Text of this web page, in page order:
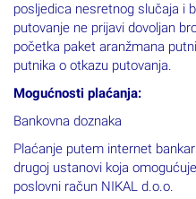
posljedica nesretnog slučaja i
putovanje ne prijavi dovoljan
početka paket aranžmana
putnika o otkazu putovanja.
Mogućnosti plaćanja:
Bankovna doznaka
Plaćanje putem internet
drugoj ustanovi koja
poslovni račun NIKAL d.o.o.